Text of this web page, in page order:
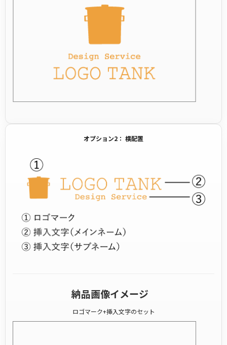
オプション2： 横配置
納品画像イメージ
ロゴマーク+挿入文字のセット